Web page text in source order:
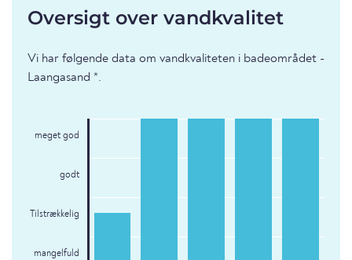
Oversigt over vandkvalitet
Vi har følgende data om vandkvaliteten i badeområdet -
Laangasand *.
meget god
godt
Tilstrækkelig
mangelfuld